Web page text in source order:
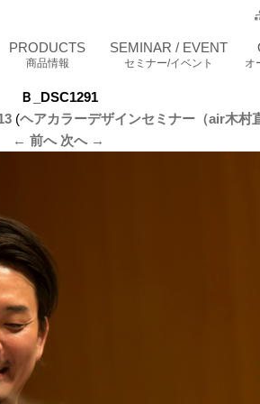
PRODUCTS
商品情報
SEMINAR / EVENT
セミナー/イベント オ
Ｂ_DSC1291
(ヘアカラーデザインセミナー（air木村
← 前へ 次へ →